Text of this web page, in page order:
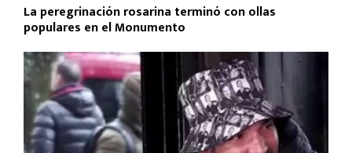
La peregrinación rosarina terminó con ollas
populares en el Monumento